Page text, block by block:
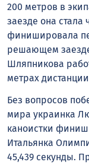
200 метров в
заезде она
финишировала
решающем
Шляпникова
метрах
Без вопросов
мира украинка
каноистки
Итальянка
45,439 секунды.